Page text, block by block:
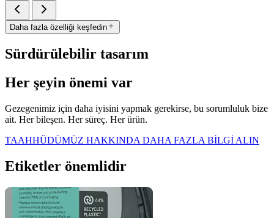
Daha fazla özelliği keşfedin
Sürdürülebilir tasarım
Her şeyin önemi var
Gezegenimiz için daha iyisini yapmak gerekirse, bu sorumluluk bize
ait. Her bileşen. Her süreç. Her ürün.
TAAHHÜDÜMÜZ HAKKINDA DAHA FAZLA BİLGİ ALIN
Etiketler önemlidir